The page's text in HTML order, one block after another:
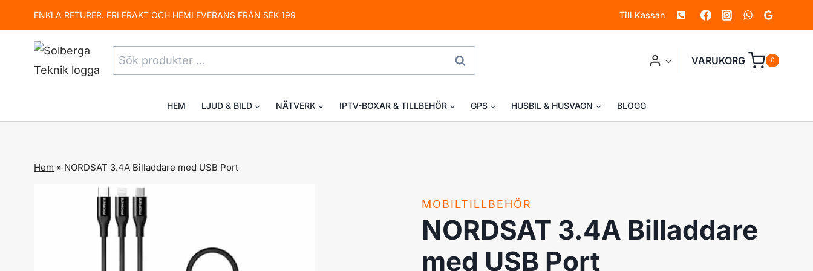
to
content
ENKLA RETURER. FRI FRAKT OCH HEMLEVERANS FRÅN SEK 199 Till Kassan
Sök
efter:
SÖK VARUKORG 0
HEM LJUD & BILD NÄTVERK IPTV-BOXAR & TILLBEHÖR GPS HUSBIL & HUSVAGN BLOGG
Hem » NORDSAT 3.4A Billaddare med USB Port
MOBILTILLBEHÖR
NORDSAT 3.4A Billaddare
med USB Port
Billaddare